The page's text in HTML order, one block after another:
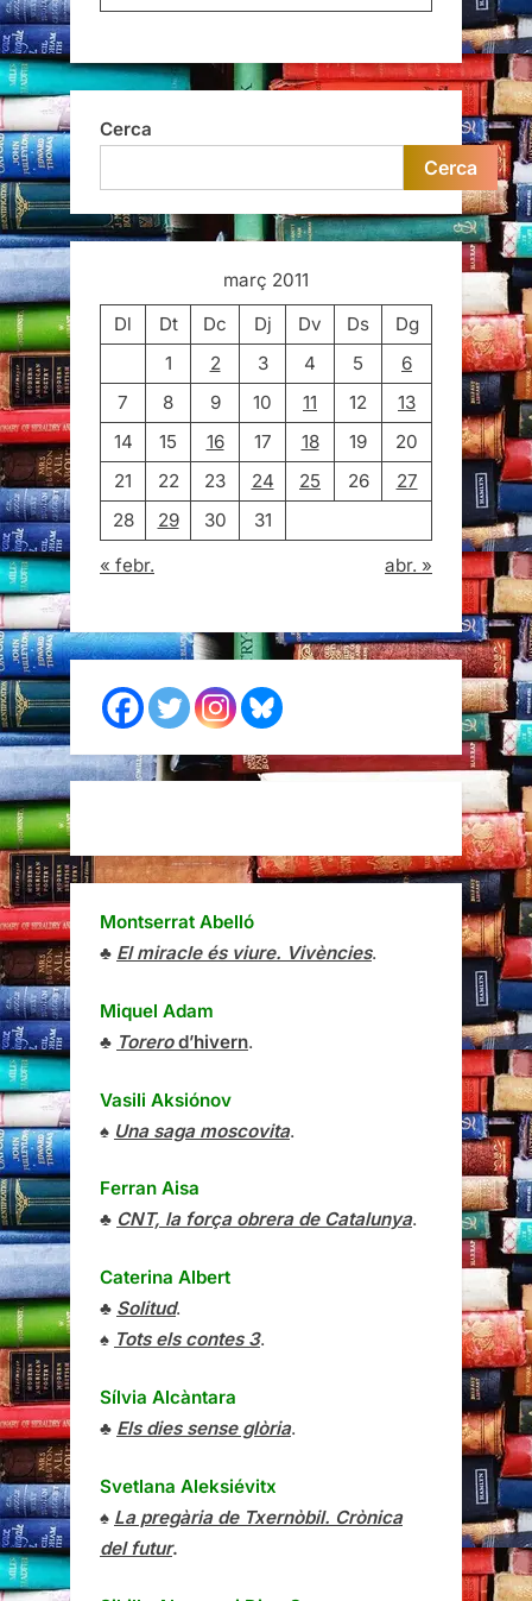
Cerca
Cerca
març 2011
Dl
Dt Dc Dj Dv Ds
Dg
1
2 3 4 5
6
7
8 9 10 11 12
13
14
15 16 17 18 19
20
21
22 23 24 25 26
27
28
29 30
31
« febr.
abr. »
Montserrat Abelló
♣ El miracle és viure. Vivències.
Miquel Adam
♣ Torerod’hivern.
Vasili Aksiónov
♠ Una saga moscovita.
Ferran Aisa
♣ CNT, la força obrera de Catalunya.
Caterina Albert
♣ Solitud.
♠ Tots els contes 3.
Sílvia Alcàntara
♣ Els dies sense glòria.
Svetlana Aleksiévitx
♠ La pregària de Txernòbil. Crònica
del futur.